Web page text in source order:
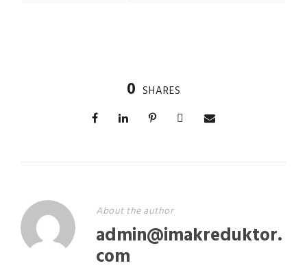
0 SHARES
About the author
admin@imakreduktor.
com